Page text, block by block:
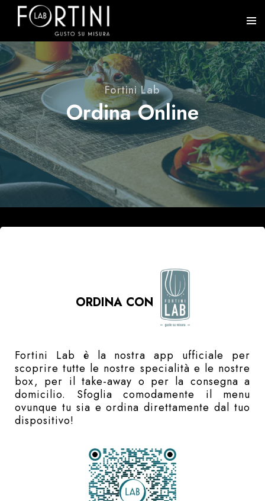
Fortini Lab
Ordina Online
ORDINA CON
Fortini Lab è la nostra app ufficiale per
scoprire tutte le nostre specialità e le nostre
box, per il take-away o per la consegna a
domicilio. Sfoglia comodamente il menu
ovunque tu sia e ordina direttamente dal tuo
dispositivo!